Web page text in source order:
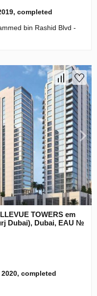
completed
bin Rashid Blvd -
TOWERS em
Dubai), Dubai, EAU №
completed